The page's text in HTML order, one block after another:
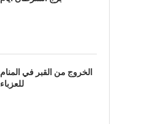
الخروج من القبر في المنام
للعزباء